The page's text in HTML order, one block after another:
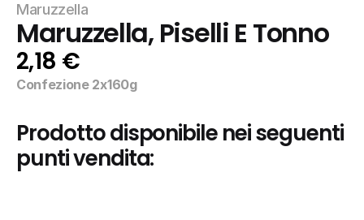
Maruzzella
Maruzzella, Piselli E Tonno
2,18 €
Confezione 2x160g
Prodotto disponibile nei seguenti
punti vendita: